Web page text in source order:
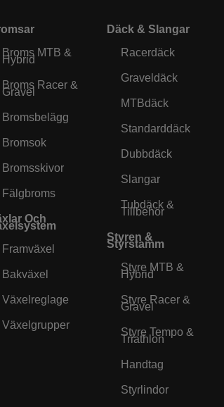
Broms MTB &
Hybrid
Broms Racer &
Gravel
Bromsbelägg
Bromsok
Bromsskivor
Fälgbroms
Och
Framväxel
Bakväxel
Växelreglage
Växelgrupper
Däck & Slangar
Racerdäck
Graveldäck
MTBdäck
Standarddäck
Dubbdäck
Slangar
Tubdäck &
Tillbehör
Styren &
Styrstamm
Styre MTB &
Hybrid
Styre Racer &
Gravel
Styre Tempo &
Triathlon
Handtag
Styrlindor